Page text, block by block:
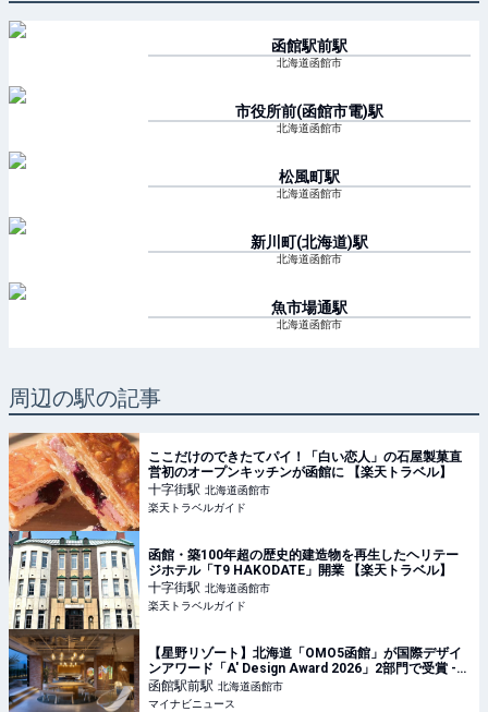
函館駅前駅
北海道函館市
市役所前(函館市電)駅
北海道函館市
松風町駅
北海道函館市
新川町(北海道)駅
北海道函館市
魚市場通駅
北海道函館市
周辺の駅の記事
ここだけのできたてパイ！「白い恋人」の石屋製菓直
営初のオープンキッチンが函館に 【楽天トラベル】
十字街駅 北海道函館市
楽天トラベルガイド
函館・築100年超の歴史的建造物を再生したヘリテー
ジホテル「T9 HAKODATE」開業 【楽天トラベル】
十字街駅 北海道函館市
楽天トラベルガイド
【星野リゾート】北海道「OMO5函館」が国際デザイ
ンアワード「A' Design Award 2026」2部門で受賞 -
どんなホテル?
函館駅前駅 北海道函館市
マイナビニュース